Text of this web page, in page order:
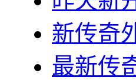
新传奇
最新传